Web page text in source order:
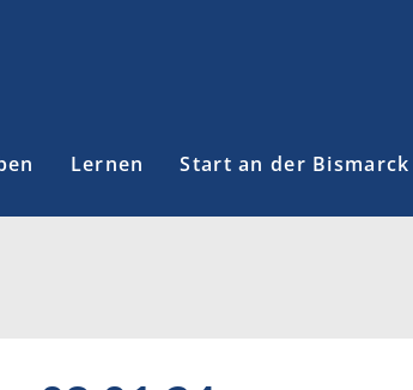
Lernen Start an der Bismarck